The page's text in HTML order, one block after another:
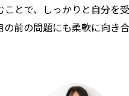
ことで、しっかりと自分を
の前の問題にも柔軟に向き